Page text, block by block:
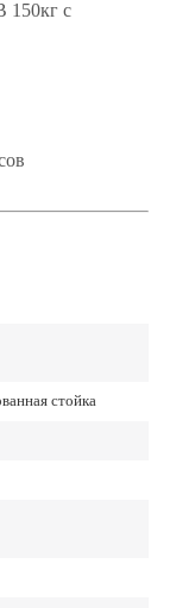
с
стойка